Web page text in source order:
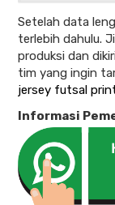
Setelah data
terlebih dahulu.
produksi dan
tim yang ingin
jersey futsal
Informasi